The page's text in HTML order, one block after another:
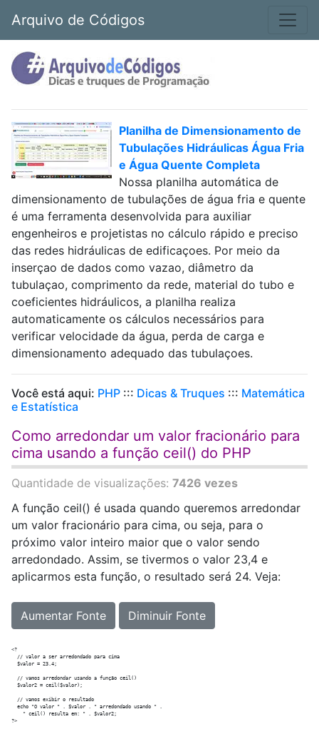
Arquivo de Códigos
Planilha de Dimensionamento de
Tubulações Hidráulicas Água Fria
e Água Quente Completa
Nossa planilha automática de
dimensionamento de tubulações de água fria e quente
é uma ferramenta desenvolvida para auxiliar
engenheiros e projetistas no cálculo rápido e preciso
das redes hidráulicas de edificaçoes. Por meio da
inserçao de dados como vazao, diâmetro da
tubulaçao, comprimento da rede, material do tubo e
coeficientes hidráulicos, a planilha realiza
automaticamente os cálculos necessários para
verificar velocidade da água, perda de carga e
dimensionamento adequado das tubulaçoes.
Você está aqui: PHP ::: Dicas & Truques ::: Matemática
e Estatística
Como arredondar um valor fracionário para
cima usando a função ceil() do PHP
Quantidade de visualizações: 7426 vezes
A função ceil() é usada quando queremos arredondar
um valor fracionário para cima, ou seja, para o
próximo valor inteiro maior que o valor sendo
arredondado. Assim, se tivermos o valor 23,4 e
aplicarmos esta função, o resultado será 24. Veja:
Aumentar Fonte Diminuir Fonte
<?
  // valor a ser arredondado para cima
  $valor = 23.4;
  // vamos arredondar usando a função ceil()
  $valor2 = ceil($valor);
  // vamos exibir o resultado
  echo "O valor " . $valor . " arredondado usando " .
    " ceil() resulta em: " . $valor2;